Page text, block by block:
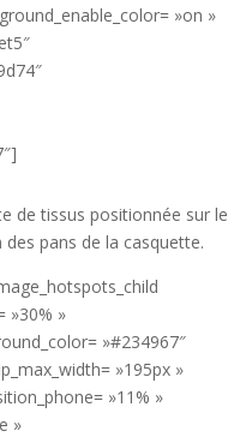
»on »
de tissus positionnée sur le
pans de la casquette.
»30% »
»#234967″
»195px »
»11% »
»